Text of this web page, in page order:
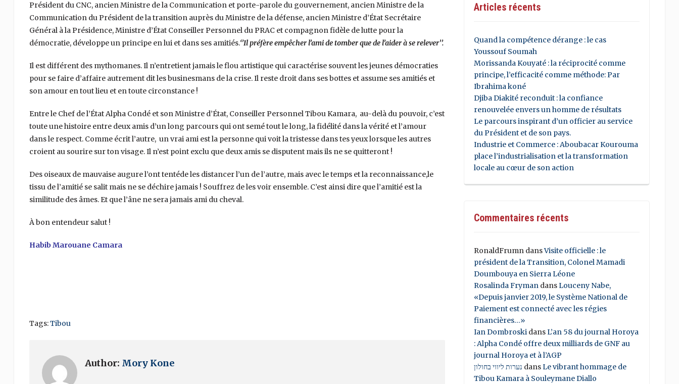
Président du CNC, ancien Ministre de la Communication et porte-parole du gouvernement, ancien Ministre de la
Communication du Président de la transition auprès du Ministre de la défense, ancien Ministre d’État Secrétaire
Général à la Présidence, Ministre d’État Conseiller Personnel du PRAC et compagnon fidèle de lutte pour la
démocratie, développe un principe en lui et dans ses amitiés.‘’Il préfère empêcher l’ami de tomber que de l’aider à se relever’’.
Il est différent des mythomanes. Il n’entretient jamais le flou artistique qui caractérise souvent les jeunes démocraties
pour se faire d’affaire autrement dit les businesmans de la crise. Il reste droit dans ses bottes et assume ses amitiés et
son amour en tout lieu et en toute circonstance !
Entre le Chef de l’État Alpha Condé et son Ministre d’État, Conseiller Personnel Tibou Kamara, au-delà du pouvoir, c’est
toute une histoire entre deux amis d’un long parcours qui ont semé tout le long, la fidélité dans la vérité et l’amour
dans le respect. Comme écrit l’autre, un vrai ami est la personne qui voit la tristesse dans tes yeux lorsque les autres
croient au sourire sur ton visage. Il n’est point exclu que deux amis se disputent mais ils ne se quitteront !
Des oiseaux de mauvaise augure l’ont tentéde les distancer l’un de l’autre, mais avec le temps et la reconnaissance,le
tissu de l’amitié se salit mais ne se déchire jamais ! Souffrez de les voir ensemble. C’est ainsi dire que l’amitié est la
similitude des âmes. Et que l’âne ne sera jamais ami du cheval.
À bon entendeur salut !
Habib Marouane Camara
Tags:Tibou
Author: Mory Kone
Articles récents
Quand la compétence dérange : le cas
Youssouf Soumah
Morissanda Kouyaté : la réciprocité comme
principe, l’efficacité comme méthode: Par
Ibrahima koné
Djiba Diakité reconduit : la confiance
renouvelée envers un homme de résultats
Le parcours inspirant d’un officier au service
du Président et de son pays.
Industrie et Commerce : Aboubacar Kourouma
place l’industrialisation et la transformation
locale au cœur de son action
Commentaires récents
RonaldFrumndansVisite officielle : le
président de la Transition, Colonel Mamadi
Doumbouya en Sierra Léone
Rosalinda FrymandansLouceny Nabe,
«Depuis janvier 2019, le Système National de
Paiement est connecté avec les régies
financières…»
Ian DombroskidansL’an 58 du journal Horoya
: Alpha Condé offre deux milliards de GNF au
journal Horoya et à l’AGP
נערות ליווי בחולון dansLe vibrant hommage de
Tibou Kamara à Souleymane Diallo